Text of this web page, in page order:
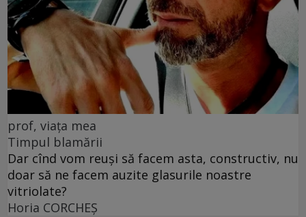
prof, viața mea
Timpul blamării
Dar cînd vom reuși să facem asta, constructiv, nu
doar să ne facem auzite glasurile noastre
vitriolate?
Horia CORCHEŞ